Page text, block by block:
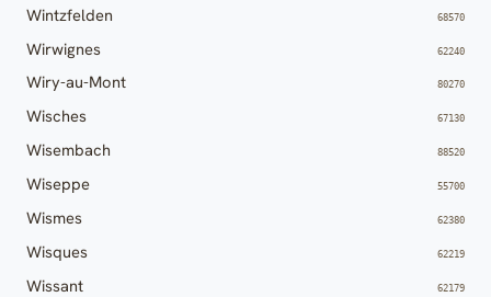
Wintzfelden 68570
Wirwignes 62240
Wiry-au-Mont 80270
Wisches 67130
Wisembach 88520
Wiseppe 55700
Wismes 62380
Wisques 62219
Wissant 62179